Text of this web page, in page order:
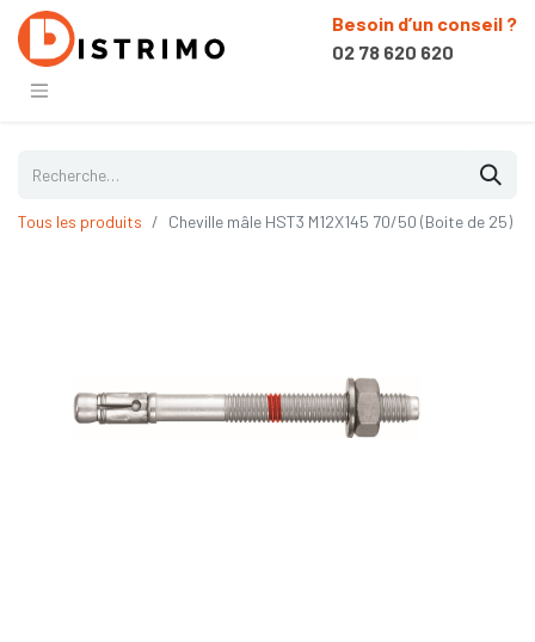
Besoin d’un conseil ?
02 78 620 620
Tous les produits Cheville mâle HST3 M12X145 70/50 (Boite de 25)